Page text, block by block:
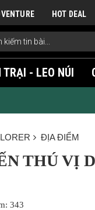
HOT DEAL
TRẠI - LEO NÚI
ĐỊA ĐIỂM
THÚ VỊ
343